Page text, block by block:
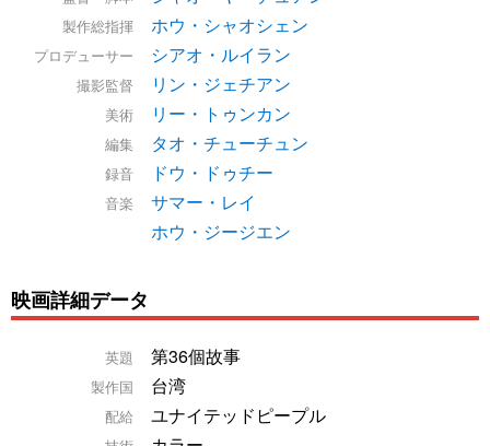
製作総指揮 ホウ・シャオシェン
プロデューサー シアオ・ルイラン
撮影監督 リン・ジェチアン
美術 リー・トゥンカン
編集 タオ・チューチュン
録音 ドウ・ドゥチー
音楽
サマー・レイ
ホウ・ジージエン
映画詳細データ
英題 第36個故事
製作国 台湾
配給 ユナイテッドピープル